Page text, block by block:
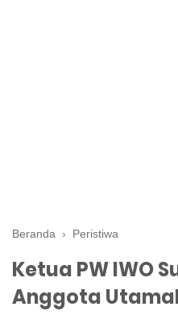
Beranda › Peristiwa
Ketua PW IWO
Anggota